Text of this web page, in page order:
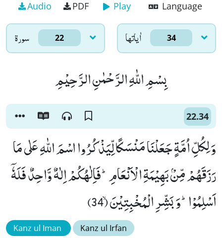
Audio PDF Play Language
سورۃ 22 اٰياتها 34
بِسْمِ اللّٰهِ الرَّحْمٰنِ الرَّحِیْمِ
22.34
وَ لِكُلِّ اُمَّةٍ جَعَلْنَا مَنْسَكًا لِّیَذْكُرُوا اسْمَ اللّٰهِ عَلٰى مَا
رَزَقَهُمْ مِّنْۢ بَهِیْمَةِ الْاَنْعَامِؕ-فَاِلٰهُكُمْ اِلٰهٌ وَّاحِدٌ فَلَهٗۤ
اَسْلِمُوْاؕ-وَ بَشِّرِ الْمُخْبِتِیْنَۙ (34)
Kanz ul Iman Kanz ul Irfan